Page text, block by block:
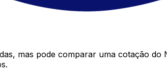
mas pode comparar uma cotação